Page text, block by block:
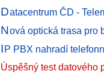
Datacentrum ČD -
Nová optická trasa pro
IP PBX nahradí
Úspěšný test datového